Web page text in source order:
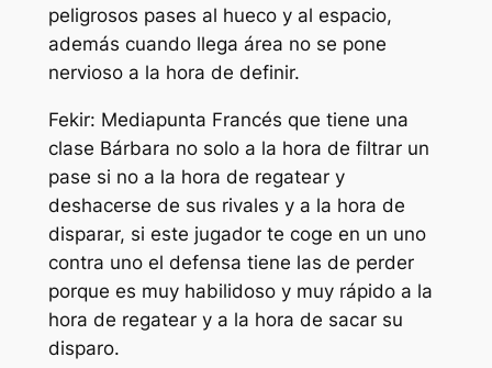
peligrosos pases al hueco y al espacio,
además cuando llega área no se pone
nervioso a la hora de definir.
Fekir: Mediapunta Francés que tiene una
clase Bárbara no solo a la hora de filtrar un
pase si no a la hora de regatear y
deshacerse de sus rivales y a la hora de
disparar, si este jugador te coge en un uno
contra uno el defensa tiene las de perder
porque es muy habilidoso y muy rápido a la
hora de regatear y a la hora de sacar su
disparo.